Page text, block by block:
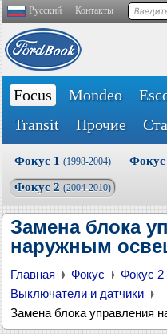
Русский Контакты
Focus Mondeo
Transit
Прочие
Фокус 1 (1998-2004) Фокус
Фокус 2 (2004-2010)
Замена блока
наружным
Главная Фокус Фокус 2
Выключатели и датчики
Замена блока управления